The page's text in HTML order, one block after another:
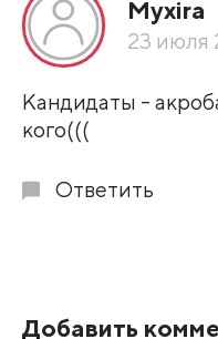
По
Myxira
23 июля
Кандидаты -
кого(((
Ответить
Добавить